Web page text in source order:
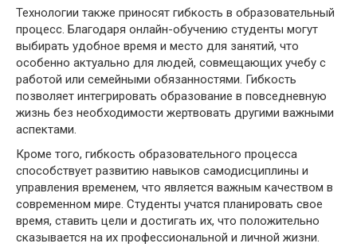
Технологии также приносят гибкость в образовательный
процесс. Благодаря онлайн-обучению студенты могут
выбирать удобное время и место для занятий, что
особенно актуально для людей, совмещающих учебу с
работой или семейными обязанностями. Гибкость
позволяет интегрировать образование в повседневную
жизнь без необходимости жертвовать другими важными
аспектами.
Кроме того, гибкость образовательного процесса
способствует развитию навыков самодисциплины и
управления временем, что является важным качеством в
современном мире. Студенты учатся планировать свое
время, ставить цели и достигать их, что положительно
сказывается на их профессиональной и личной жизни.